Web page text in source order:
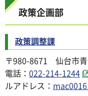
政策企画部
政策調整課
〒980-8671 仙台市
電話： 022-214-1244
ルアドレス：